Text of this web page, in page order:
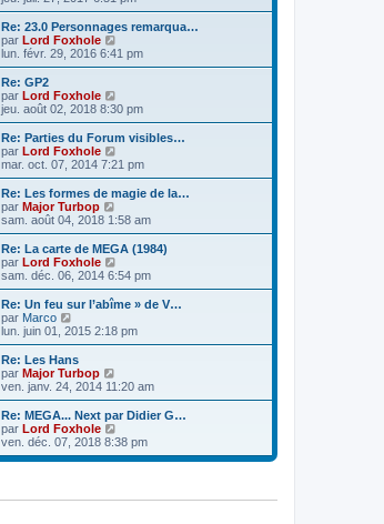
e
s
s
g
e
r
e
s
g
e
d
r
n
i
e
s
s
g
e
i
r
e
n
i
r
e
s
s
g
e
Re: 23.0 Personnages remarqua…
par Lord Foxhole
o
i
e
r
n
i
r
e
s
s
g
e
lun. févr. 29, 2016 6:41 pm
Re: GP2
par Lord Foxhole
o
i
r
e
r
n
i
r
e
s
s
g
e
jeu. août 02, 2018 8:30 pm
Re: Parties du Forum visibles…
par Lord Foxhole
o
i
r
e
e
r
n
i
r
e
s
g
e
mar. oct. 07, 2014 7:21 pm
Re: Les formes de magie de la…
par Major Turbop
o
i
r
e
r
n
i
e
s
s
g
e
sam. août 04, 2018 1:58 am
Re: La carte de MEGA (1984)
par Lord Foxhole
o
i
r
e
d
n
i
r
e
s
g
sam. déc. 06, 2014 6:54 pm
Re: Un feu sur l’abîme » de V…
par Marco
o
i
r
l
e
e
r
n
i
e
e
lun. juin 01, 2015 2:18 pm
Re: Les Hans
par Major Turbop
o
i
r
e
e
i
ven. janv. 24, 2014 11:20 am
Re: MEGA... Next par Didier G…
par Lord Foxhole
o
i
ven. déc. 07, 2018 8:38 pm